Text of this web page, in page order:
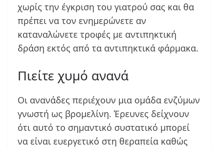
χωρίς την έγκριση του γιατρού σας και θα
πρέπει να τον ενημερώνετε αν
καταναλώνετε τροφές με αντιπηκτική
δράση εκτός από τα αντιπηκτικά φάρμακα.
Πιείτε χυμό ανανά
Οι ανανάδες περιέχουν μια ομάδα ενζύμων
γνωστή ως βρομελίνη. Έρευνες δείχνουν
ότι αυτό το σημαντικό συστατικό μπορεί
να είναι ευεργετικό στη θεραπεία καθώς